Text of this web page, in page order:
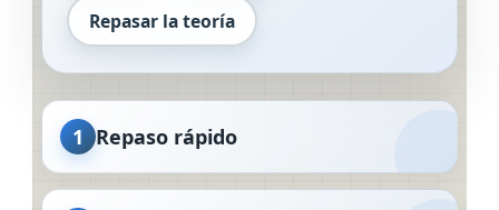
Repasar la teoría
1 Repaso rápido